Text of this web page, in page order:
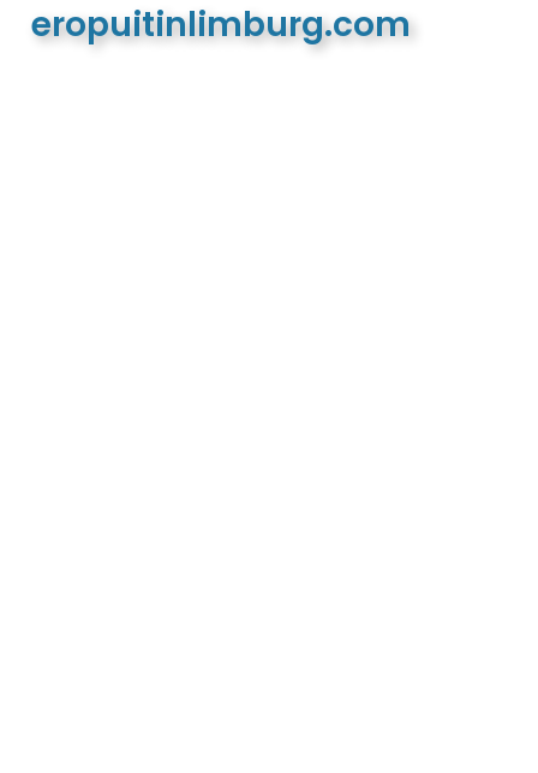
eropuitinlimburg.com